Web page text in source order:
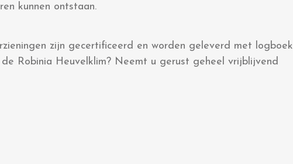
kunnen ontstaan.
zijn gecertificeerd en worden geleverd met logboek
Robinia Heuvelklim? Neemt u gerust geheel vrijblijvend